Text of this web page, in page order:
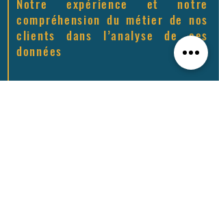
Notre expérience et notre
compréhension du métier de nos
clients dans l’analyse de ces
données